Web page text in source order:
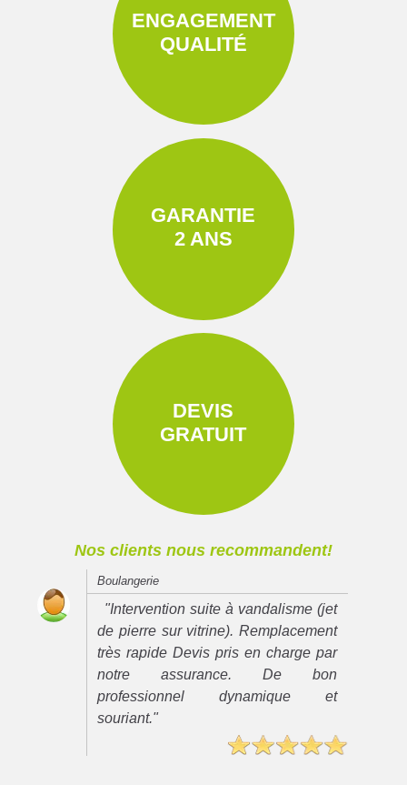
ENGAGEMENT
QUALITÉ
GARANTIE
2 ANS
DEVIS
GRATUIT
Nos clients nous recommandent!
Boulangerie
"Intervention suite à vandalisme (jet
de pierre sur vitrine). Remplacement
très rapide Devis pris en charge par
notre assurance. De bon
professionnel dynamique et
souriant."